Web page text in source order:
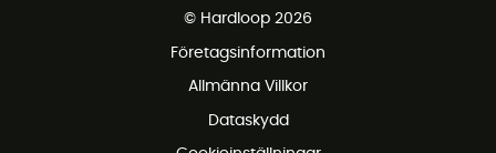
© Hardloop 2026
Företagsinformation
Allmänna Villkor
Dataskydd